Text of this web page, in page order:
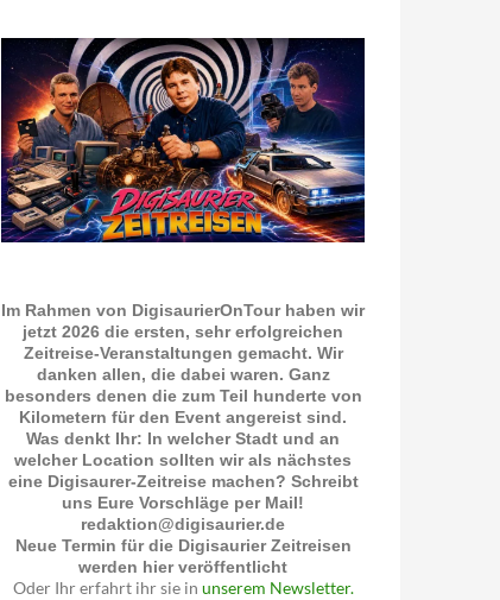
Im Rahmen von DigisaurierOnTour haben wir
jetzt 2026 die ersten, sehr erfolgreichen
Zeitreise-Veranstaltungen gemacht. Wir
danken allen, die dabei waren. Ganz
besonders denen die zum Teil hunderte von
Kilometern für den Event angereist sind.
Was denkt Ihr: In welcher Stadt und an
welcher Location sollten wir als nächstes
eine Digisaurer-Zeitreise machen? Schreibt
uns Eure Vorschläge per Mail!
redaktion@digisaurier.de
Neue Termin für die Digisaurier Zeitreisen
werden hier veröffentlicht
Oder Ihr erfahrt ihr sie in unserem Newsletter.